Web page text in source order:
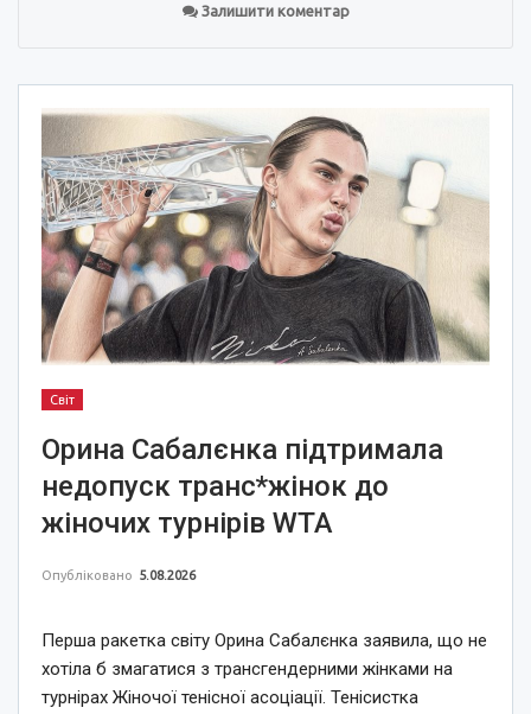
Залишити коментар
Світ
Орина Сабалєнка підтримала
недопуск транс*жінок до
жіночих турнірів WTA
Опубліковано 5.08.2026
Перша ракетка світу Орина Сабалєнка заявила, що не
хотіла б змагатися з трансгендерними жінками на
турнірах Жіночої тенісної асоціації. Тенісистка